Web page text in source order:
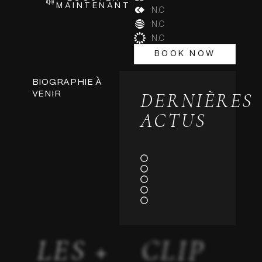
MAINTENANT
N.C
N.C
N.C
BOOK NOW
BIOGRAPHIE À
VENIR
DERNIÈRES
ACTUS
LES + CLIP